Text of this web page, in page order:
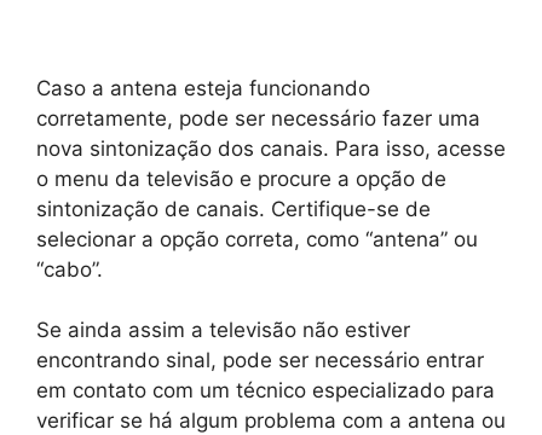
Caso a antena esteja funcionando
corretamente, pode ser necessário fazer uma
nova sintonização dos canais. Para isso, acesse
o menu da televisão e procure a opção de
sintonização de canais. Certifique-se de
selecionar a opção correta, como “antena” ou
“cabo”.
Se ainda assim a televisão não estiver
encontrando sinal, pode ser necessário entrar
em contato com um técnico especializado para
verificar se há algum problema com a antena ou